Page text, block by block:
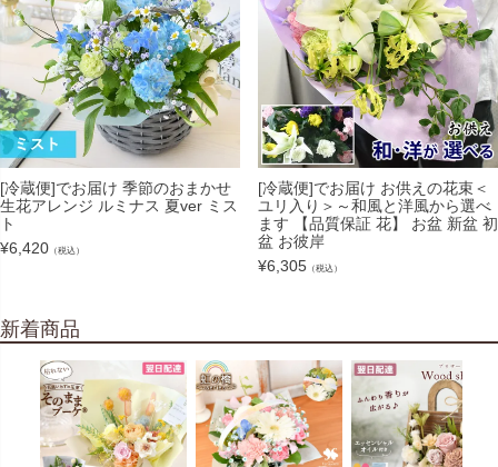
[冷蔵便]でお届け 季節のおまかせ
生花アレンジ ルミナス 夏ver ミス
ト
¥6,420 （税込）
[冷蔵便]でお届け お供えの花束＜
ユリ入り＞～和風と洋風から選べ
ます 【品質保証 花】 お盆 新盆 初
盆 お彼岸
¥6,305 （税込）
新着商品